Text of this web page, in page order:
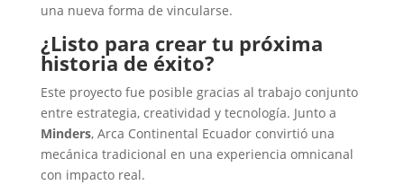
una nueva forma de vincularse.
¿Listo para crear tu próxima
historia de éxito?
Este proyecto fue posible gracias al trabajo conjunto
entre estrategia, creatividad y tecnología. Junto a
Minders, Arca Continental Ecuador convirtió una
mecánica tradicional en una experiencia omnicanal
con impacto real.